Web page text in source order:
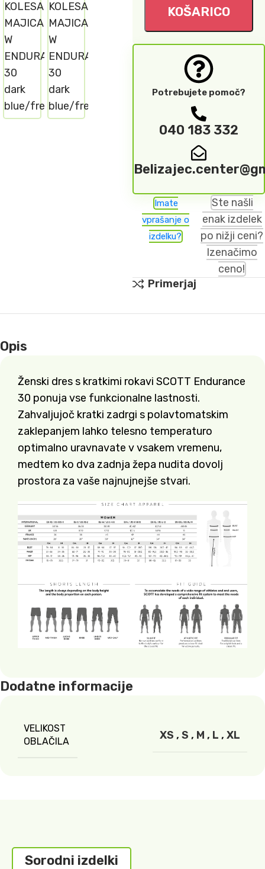
KOŠARICO
Potrebujete pomoč?
040 183 332
Imate
vprašanje o
izdelku?
Ste našli
enak izdelek
po nižji ceni?
Izenačimo
ceno!
Primerjaj
Opis
Ženski dres s kratkimi rokavi SCOTT Endurance
30 ponuja vse funkcionalne lastnosti.
Zahvaljujoč kratki zadrgi s polavtomatskim
zaklepanjem lahko telesno temperaturo
optimalno uravnavate v vsakem vremenu,
medtem ko dva zadnja žepa nudita dovolj
prostora za vaše najnujnejše stvari.
Dodatne informacije
VELIKOST
OBLAČILA
XS , S , M , L , XL
Sorodni izdelki